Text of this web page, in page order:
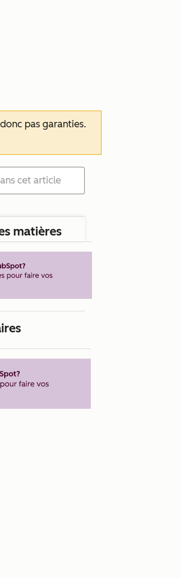
pas garanties.
matières